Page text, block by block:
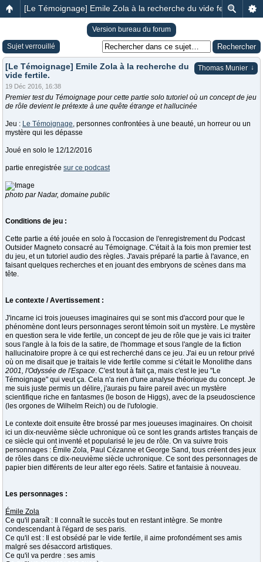
[Le Témoignage] Emile Zola à la recherche du vide fertile.
Version bureau du forum
Sujet verrouillé
Thomas Munier ↓
[Le Témoignage] Emile Zola à la recherche du
vide fertile.
19 Déc 2016, 16:38
Premier test du Témoignage pour cette partie solo tutoriel où un concept de jeu
de rôle devient le prétexte à une quête étrange et hallucinée
Jeu : Le Témoignage, personnes confrontées à une beauté, un horreur ou un
mystère qui les dépasse
Joué en solo le 12/12/2016
partie enregistrée sur ce podcast
photo par Nadar, domaine public
Conditions de jeu :
Cette partie a été jouée en solo à l'occasion de l'enregistrement du Podcast
Outsider Magneto consacré au Témoignage. C'était à la fois mon premier test
du jeu, et un tutoriel audio des règles. J'avais préparé la partie à l'avance, en
faisant quelques recherches et en jouant des embryons de scènes dans ma
tête.
Le contexte / Avertissement :
J'incarne ici trois joueuses imaginaires qui se sont mis d'accord pour que le
phénomène dont leurs personnages seront témoin soit un mystère. Le mystère
en question sera le vide fertile, un concept de jeu de rôle que je vais ici traiter
sous l'angle à la fois de la satire, de l'hommage et sous l'angle de la fiction
hallucinatoire propre à ce qui est recherché dans ce jeu. J'ai eu un retour privé
où on me disait que je traitais le vide fertile comme si c'était le Monolithe dans
2001, l'Odyssée de l'Espace. C'est tout à fait ça, mais c'est le jeu "Le
Témoignage" qui veut ça. Cela n'a rien d'une analyse théorique du concept. Je
me suis juste permis un délire, j'aurais pu faire pareil avec un mystère
scientifique riche en fantasmes (le boson de Higgs), avec de la pseudoscience
(les orgones de Wilhelm Reich) ou de l'ufologie.
Le contexte doit ensuite être brossé par mes joueuses imaginaires. On choisit
ici un dix-neuvième siècle uchronique où ce sont les grands artistes français de
ce siècle qui ont inventé et popularisé le jeu de rôle. On va suivre trois
personnages : Émile Zola, Paul Cézanne et George Sand, tous créent des jeux
de rôles dans ce dix-neuvième siècle uchronique. Ce sont des personnages de
papier bien différents de leur alter ego réels. Satire et fantaisie à nouveau.
Les personnages :
Émile Zola
Ce qu'il paraît : Il connaît le succès tout en restant intègre. Se montre
condescendant à l'égard de ses paris.
Ce qu'il est : Il est obsédé par le vide fertile, il aime profondément ses amis
malgré ses désaccord artistiques.
Ce qu'il va perdre : ses amis